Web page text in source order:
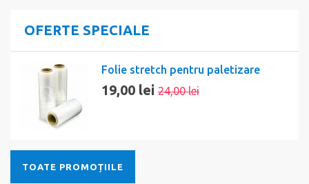
OFERTE SPECIALE
Folie stretch pentru paletizare
19,00 lei 24,00 lei
TOATE PROMOȚIILE